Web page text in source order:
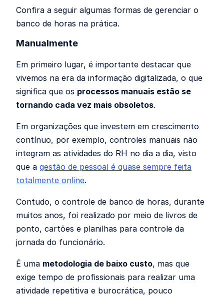
Confira a seguir algumas formas de gerenciar o
banco de horas na prática.
Manualmente
Em primeiro lugar, é importante destacar que
vivemos na era da informação digitalizada, o que
significa que os processos manuais estão se
tornando cada vez mais obsoletos.
Em organizações que investem em crescimento
contínuo, por exemplo, controles manuais não
integram as atividades do RH no dia a dia, visto
que a gestão de pessoal é quase sempre feita
totalmente online.
Contudo, o controle de banco de horas, durante
muitos anos, foi realizado por meio de livros de
ponto, cartões e planilhas para controle da
jornada do funcionário.
É uma metodologia de baixo custo, mas que
exige tempo de profissionais para realizar uma
atividade repetitiva e burocrática, pouco